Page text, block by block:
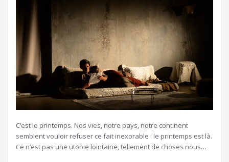
C’est le printemps. Nos vies, notre pays, notre continent
semblent vouloir refuser ce fait inexorable : le printemps est là.
Ce n’est pas une utopie lointaine, tellement de choses nous…